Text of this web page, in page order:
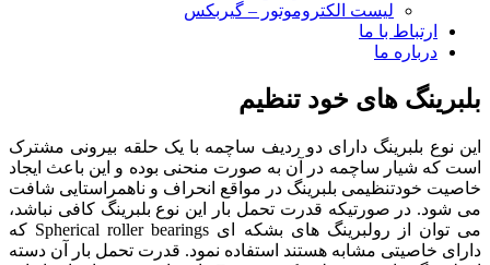
لیست الکتروموتور – گیربکس
ارتباط با ما
درباره ما
بلبرینگ های خود تنظیم
این نوع بلبرینگ دارای دو ردیف ساچمه با یک حلقه بیرونی مشترک
است که شیار ساچمه در آن به صورت منحنی بوده و این باعث ایجاد
خاصیت خودتنظیمی بلبرینگ در مواقع انحراف و ناهمراستایی شافت
می شود. در صورتیکه قدرت تحمل بار این نوع بلبرینگ کافی نباشد،
می توان از رولبرینگ های بشکه ای Spherical roller bearings که
دارای خاصیتی مشابه هستند استفاده نمود. قدرت تحمل بار آن دسته